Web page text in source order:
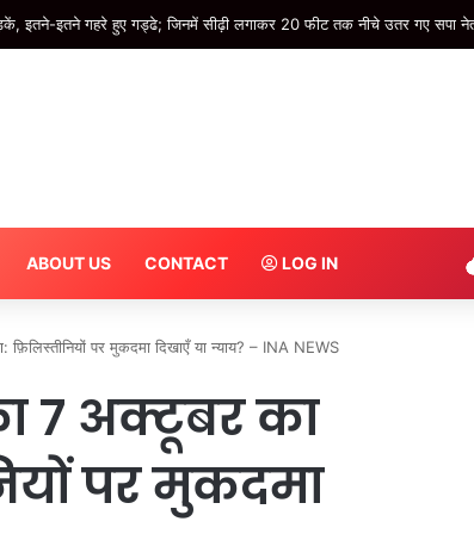
ABOUT US CONTACT LOG IN
पर मुकदमा दिखाएँ या न्याय? – INA NEWS
7 अक्टूबर का
पर मुकदमा